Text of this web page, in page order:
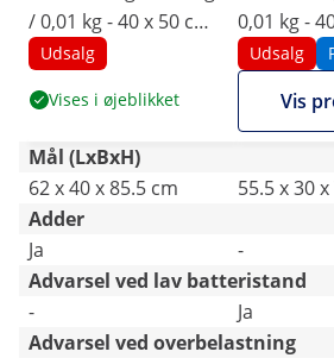
/ 0,01 kg - 40 x 50 cm
- kg / lb - LCD
Udsalg
Vises i øjeblikket
0,01 kg -
LED
Udsalg
Vis
Mål (LxBxH)
62 x 40 x 85.5 cm
55.5 x 30
Adder
Ja
-
Advarsel ved lav batteristand
-
Ja
Advarsel ved overbelastning